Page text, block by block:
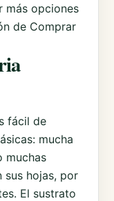
más opciones
de Comprar
fácil de
mucha
muchas
sus hojas, por
El sustrato